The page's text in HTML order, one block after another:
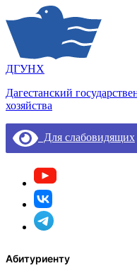
ДГУНХ
Дагестанский
хозяйства
Для слабовидящих
Абитуриенту